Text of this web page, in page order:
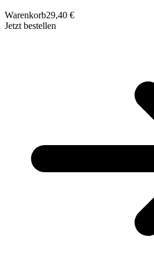
Warenkorb29,40 €
Jetzt bestellen